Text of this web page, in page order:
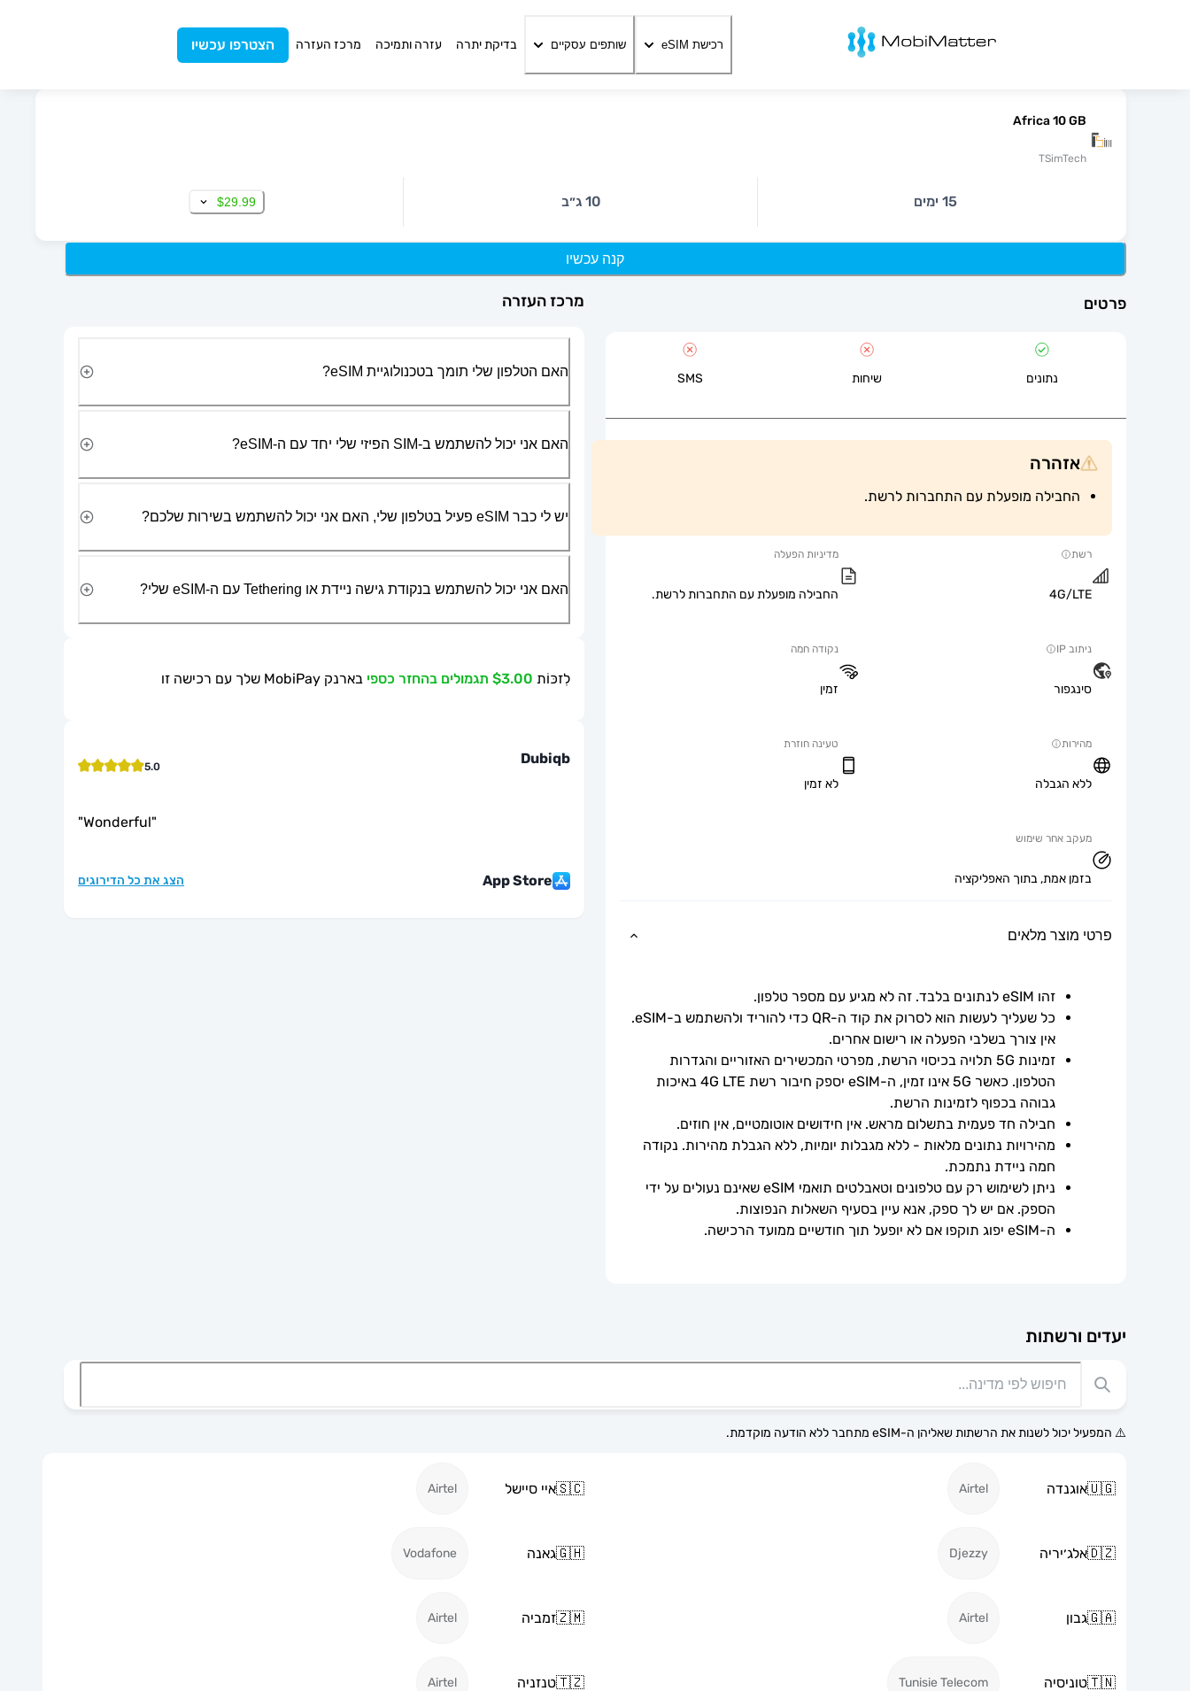
רכישת eSIM שותפים עסקיים בדיקת יתרה עזרה ותמיכה מרכז העזרה הצטרפו עכשיו
Africa 10 GB
TSimTech
15 ימים 10 ג״ב $29.99
קנה עכשיו
פרטים
נתונים שיחות SMS
אזהרה
החבילה מופעלת עם התחברות לרשת.
רשת
4G/LTE
מדיניות הפעלה
החבילה מופעלת עם התחברות לרשת.
ניתוב IP
סינגפור
נקודה חמה
זמין
מהירות
ללא הגבלה
טעינה חוזרת
לא זמין
מעקב אחר שימוש
בזמן אמת, בתוך האפליקציה
פרטי מוצר מלאים
זהו eSIM לנתונים בלבד. זה לא מגיע עם מספר טלפון.
אין צורך בשלבי הפעלה או רישום אחרים.
גבוהה בכפוף לזמינות הרשת.
חבילה חד פעמית בתשלום מראש. אין חידושים אוטומטיים, אין חוזים.
חמה ניידת נתמכת.
הספק. אם יש לך ספק, אנא עיין בסעיף השאלות הנפוצות.
ה-eSIM יפוג תוקפו אם לא יופעל תוך חודשיים ממועד הרכישה.
יעדים ורשתות
⚠️ המפעיל יכול לשנות את הרשתות שאליהן ה-eSIM מתחבר ללא הודעה מוקדמת.
🇺🇬אוגנדה Airtel
🇸🇨איי סיישל Airtel
🇩🇿אלג׳יריה Djezzy
🇬🇭גאנה Vodafone
🇬🇦גבון Airtel
🇿🇲זמביה Airtel
🇹🇳טוניסיה Tunisie Telecom
🇹🇿טנזניה Airtel
מרכז העזרה
האם הטלפון שלי תומך בטכנולוגיית eSIM?
האם אני יכול להשתמש ב-SIM הפיזי שלי יחד עם ה-eSIM?
יש לי כבר eSIM פעיל בטלפון שלי, האם אני יכול להשתמש בשירות שלכם?
האם אני יכול להשתמש בנקודת גישה ניידת או Tethering עם ה-eSIM שלי?
לִזכּוֹת $3.00 תגמולים בהחזר כספי בארנק MobiPay שלך עם רכישה זו
Dubiqb
5.0
"Wonderful"
App Store הצג את כל הדירוגים